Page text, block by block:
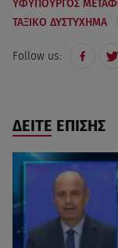
ΥΦΥΠΟΥΡΓΟΣ
ΤΑΞΙΚΟ ΔΥΣΤΥΧΗΜΑ
Follow us:
ΔΕΙΤΕ ΕΠΙΣΗΣ